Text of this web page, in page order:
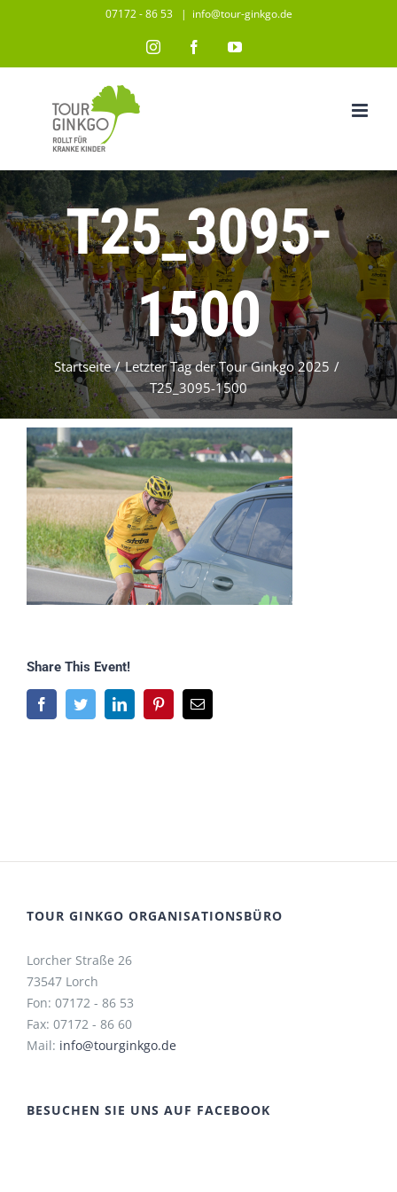
07172 - 86 53 | info@tour-ginkgo.de
InstagramFacebookYouTube
T25_3095-
1500
Startseite / Letzter Tag der Tour Ginkgo 2025 /
T25_3095-1500
Share This Event!
FacebookTwitterLinkedInPinterestE-
Mail
TOUR GINKGO ORGANISATIONSBÜRO
Lorcher Straße 26
73547 Lorch
Fon: 07172 - 86 53
Fax: 07172 - 86 60
Mail: info@tourginkgo.de
BESUCHEN SIE UNS AUF FACEBOOK